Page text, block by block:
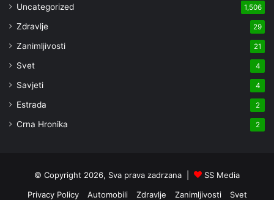
Uncategorized 1,506
Zdravlje 29
Zanimljivosti 21
Svet 4
Savjeti 4
Estrada 2
Crna Hronika 2
© Copyright 2026, Sva prava zadrzana |
SS Media
Privacy Policy
Automobili Zdravlje Zanimljivosti Svet